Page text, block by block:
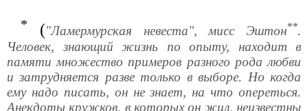
* ("Ламермурская невеста", мисс Эштон**.
Человек, знающий жизнь по опыту, находит в
памяти множество примеров разного рода любви
и затрудняется разве только в выборе. Но когда
ему надо писать, он не знает, на что опереться.
Анекдоты кружков, в которых он жил, неизвестны